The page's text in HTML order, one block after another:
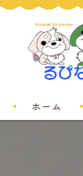
ホーム